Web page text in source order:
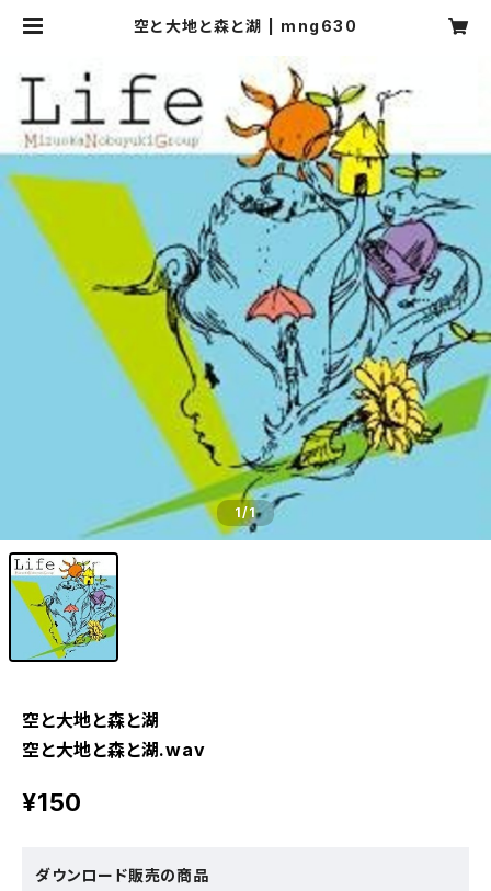
空と大地と森と湖 | mng630
1/1
空と大地と森と湖
空と大地と森と湖.wav
¥150
ダウンロード販売の商品